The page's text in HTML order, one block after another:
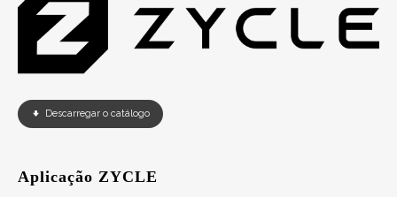
Descarregar o catálogo
Aplicação ZYCLE